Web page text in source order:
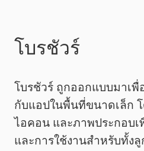
โบรชัวร์
โบรชัวร์ ถูกออกแบบมาเ
กับแอปในพื้นที่ขนาดเล็ก
ไอคอน และภาพประกอบ
และการใช้งานสำหรับทั้ง